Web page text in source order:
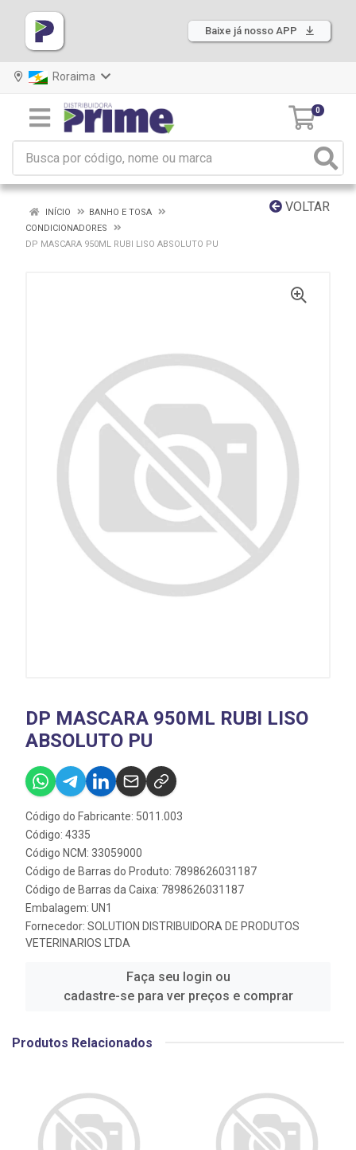
Baixe já nosso APP
Roraima
0
VOLTAR
INÍCIO
BANHO E TOSA
CONDICIONADORES
DP MASCARA 950ML RUBI LISO ABSOLUTO PU
DP MASCARA 950ML RUBI LISO
ABSOLUTO PU
Código do Fabricante: 5011.003
Código: 4335
Código NCM: 33059000
Código de Barras do Produto: 7898626031187
Código de Barras da Caixa: 7898626031187
Embalagem: UN1
Fornecedor: SOLUTION DISTRIBUIDORA DE PRODUTOS
VETERINARIOS LTDA
Faça seu login ou
cadastre-se para ver preços e comprar
Produtos Relacionados